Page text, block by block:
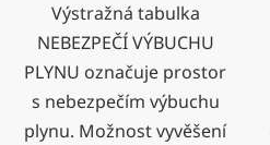
Výstražná tabulka
NEBEZPEČÍ VÝBUCHU
PLYNU označuje prostor
s nebezpečím výbuchu
plynu. Možnost vyvěšení